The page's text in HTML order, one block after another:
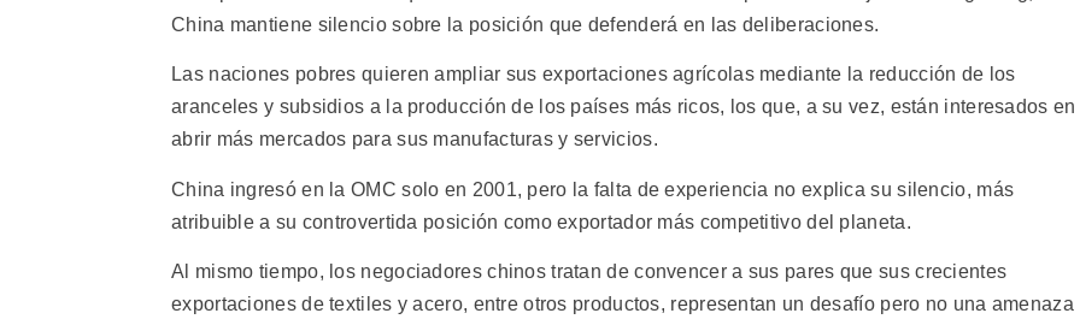
China mantiene silencio sobre la posición que defenderá en las deliberaciones.
Las naciones pobres quieren ampliar sus exportaciones agrícolas mediante la reducción de los
aranceles y subsidios a la producción de los países más ricos, los que, a su vez, están interesados en
abrir más mercados para sus manufacturas y servicios.
China ingresó en la OMC solo en 2001, pero la falta de experiencia no explica su silencio, más
atribuible a su controvertida posición como exportador más competitivo del planeta.
Al mismo tiempo, los negociadores chinos tratan de convencer a sus pares que sus crecientes
exportaciones de textiles y acero, entre otros productos, representan un desafío pero no una amenaza